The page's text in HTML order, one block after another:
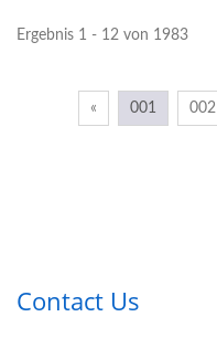
Ergebnis 1 - 12 von 1983
« 001 002